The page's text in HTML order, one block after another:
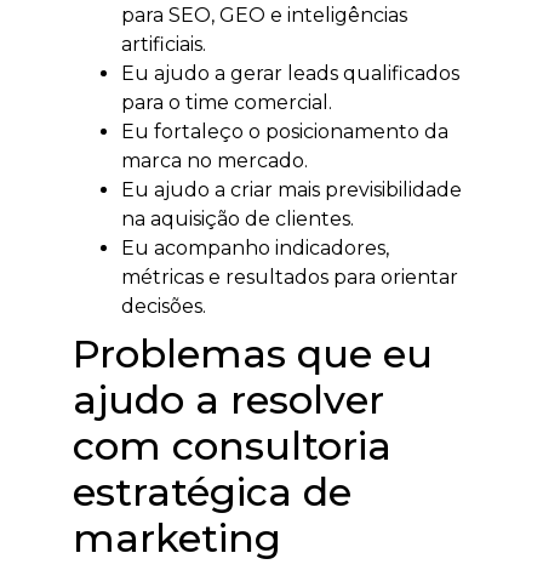
para SEO, GEO e inteligências
artificiais.
Eu ajudo a gerar leads qualificados
para o time comercial.
Eu fortaleço o posicionamento da
marca no mercado.
Eu ajudo a criar mais previsibilidade
na aquisição de clientes.
Eu acompanho indicadores,
métricas e resultados para orientar
decisões.
Problemas que eu
ajudo a resolver
com consultoria
estratégica de
marketing